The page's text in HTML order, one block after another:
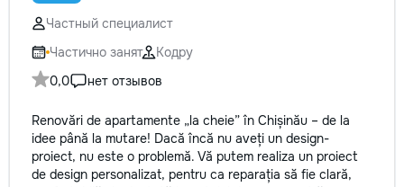
не включается? Не спешите
покупать новую! Спасем ваш
бюджет.
Частный специалист
Частично занят
Кодру
0,0
нет отзывов
Renovări de apartamente „la cheie” în Chișinău – de la
idee până la mutare! Dacă încă nu aveți un design-
proiect, nu este o problemă. Vă putem realiza un proiect
de design personalizat, pentru ca reparația să fie clară,